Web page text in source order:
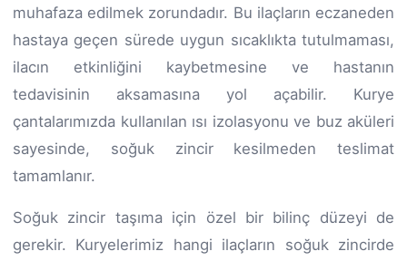
muhafaza edilmek zorundadır. Bu ilaçların eczaneden
hastaya geçen sürede uygun sıcaklıkta tutulmaması,
ilacın etkinliğini kaybetmesine ve hastanın
tedavisinin aksamasına yol açabilir. Kurye
çantalarımızda kullanılan ısı izolasyonu ve buz aküleri
sayesinde, soğuk zincir kesilmeden teslimat
tamamlanır.
Soğuk zincir taşıma için özel bir bilinç düzeyi de
gerekir. Kuryelerimiz hangi ilaçların soğuk zincirde